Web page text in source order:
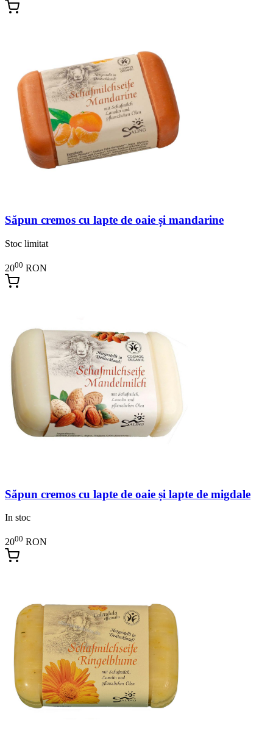
Săpun cremos cu lapte de oaie și mandarine
Stoc limitat
2000 RON
Săpun cremos cu lapte de oaie și lapte de migdale
In stoc
2000 RON